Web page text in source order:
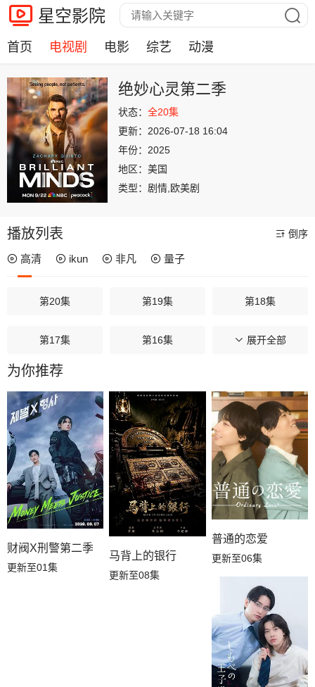
星空影院
首页 电视剧 电影 综艺 动漫
绝妙心灵第二季
状态： 全20集
更新： 2026-07-18 16:04
年份： 2025
地区： 美国
类型： 剧情,欧美剧
播放列表 倒序
高清 ikun 非凡 量子
第20集 第19集 第18集
第17集 第16集 第15集
第14集
第11集 第10集 第09集
第08集 第07集 第06集
第05集 第04集 第03集
第01集
展开全部
为你推荐
财阀X刑警第二季
更新至01集
马背上的银行
更新至08集
普通的恋爱
更新至06集